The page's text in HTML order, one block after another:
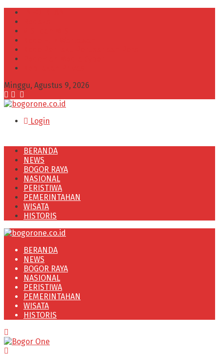
Minggu, Agustus 9, 2026
Login
BERANDA
NEWS
BOGOR RAYA
NASIONAL
PERISTIWA
PEMERINTAHAN
WISATA
HISTORIS
BERANDA
NEWS
BOGOR RAYA
NASIONAL
PERISTIWA
PEMERINTAHAN
WISATA
HISTORIS